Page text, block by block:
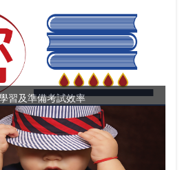
習及準備考試效率